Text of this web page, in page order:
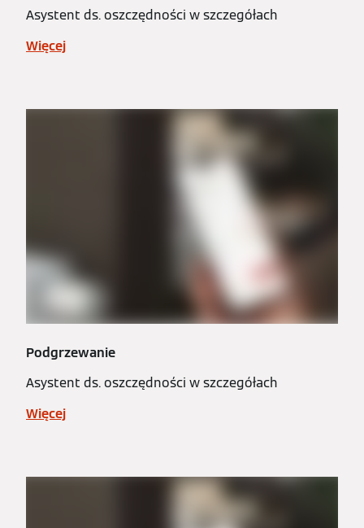
Asystent ds. oszczędności w szczegółach
Więcej
Podgrzewanie
Asystent ds. oszczędności w szczegółach
Więcej